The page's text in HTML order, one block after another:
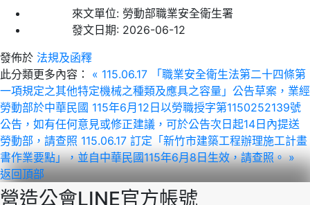
來文單位: 勞動部職業安全衛生署
發文日期: 2026-06-12
發佈於 法規及函釋
此分類更多內容：
« 115.06.17 「職業安全衛生法第二十四條第
一項規定之其他特定機械之種類及應具之容量」公告草案，業經
勞動部於中華民國 115年6月12日以勞職授字第1150252139號
公告，如有任何意見或修正建議，可於公告次日起14日內提送
勞動部，請查照 115.06.17 訂定「新竹市建築工程辦理施工計畫
書作業要點」，並自中華民國115年6月8日生效，請查照。 »
返回頂部
營造公會LINE官方帳號